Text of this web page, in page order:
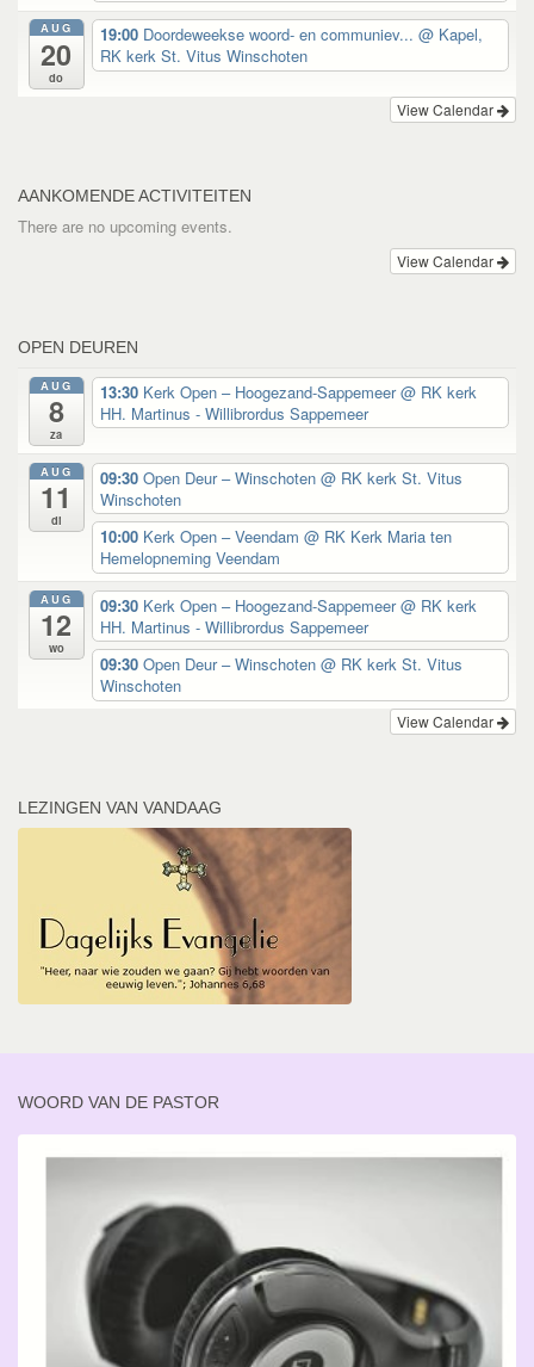
AUG
20
do
19:00 Doordeweekse woord- en communiev... @ Kapel,
RK kerk St. Vitus Winschoten
View Calendar
AANKOMENDE ACTIVITEITEN
There are no upcoming events.
View Calendar
OPEN DEUREN
AUG
8
za
13:30 Kerk Open – Hoogezand-Sappemeer@ RK kerk
HH. Martinus - Willibrordus Sappemeer
AUG
11
di
09:30 Open Deur – Winschoten @ RK kerk St. Vitus
Winschoten
10:00 Kerk Open – Veendam @ RK Kerk Maria ten
Hemelopneming Veendam
AUG
12
wo
09:30 Kerk Open – Hoogezand-Sappemeer@ RK kerk
HH. Martinus - Willibrordus Sappemeer
09:30 Open Deur – Winschoten @ RK kerk St. Vitus
Winschoten
View Calendar
LEZINGEN VAN VANDAAG
WOORD VAN DE PASTOR